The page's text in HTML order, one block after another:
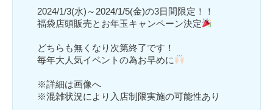
2024/1/3(水)～2024/1/5(金)の3日間限定！！
福袋店頭販売とお年玉キャンペーン決定
どちらも無くなり次第終了です！
毎年大人気イベントの為お早めに
※詳細は画像へ
※混雑状況により入店制限実施の可能性あり